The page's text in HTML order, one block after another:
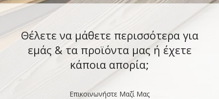
Θέλετε να μάθετε περισσότερα για
εμάς & τα προϊόντα μας ή έχετε
κάποια απορία;
Επικοινωνήστε Μαζί Μας